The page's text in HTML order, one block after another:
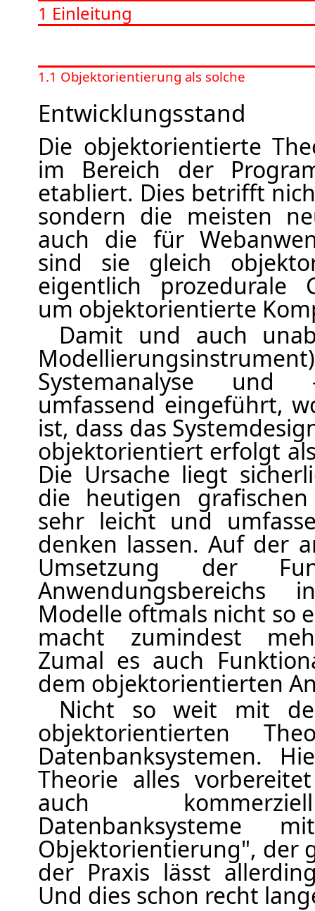
1 Einleitung
1.1 Objektorientierung als solche
Entwicklungsstand
Die objektorientierte
im Bereich der
etabliert. Dies betrifft
sondern die meisten
auch die für
sind sie gleich
eigentlich prozedurale
um objektorientierte
Damit und auch
Systemanalyse und
umfassend eingeführt,
ist, dass das
objektorientiert erfolgt
Die Ursache liegt
die heutigen grafischen
sehr leicht und
denken lassen. Auf der
Umsetzung der
Anwendungsbereichs
Modelle oftmals nicht so
macht zumindest
Zumal es auch
dem objektorientierten
Nicht so weit mit
objektorientierten
Datenbanksystemen.
Theorie alles
auch
Datenbanksysteme
Objektorientierung", der
der Praxis lässt
Und dies schon recht